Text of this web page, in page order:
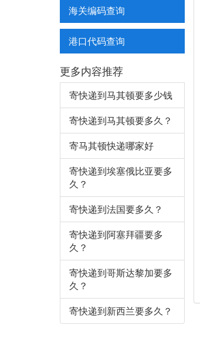
海关编码查询
港口代码查询
更多内容推荐
寄快递到马其顿要多少钱
寄快递到马其顿要多久？
寄马其顿快递哪家好
寄快递到埃塞俄比亚要多
久？
寄快递到法国要多久？
寄快递到阿塞拜疆要多
久？
寄快递到哥斯达黎加要多
久？
寄快递到新西兰要多久？